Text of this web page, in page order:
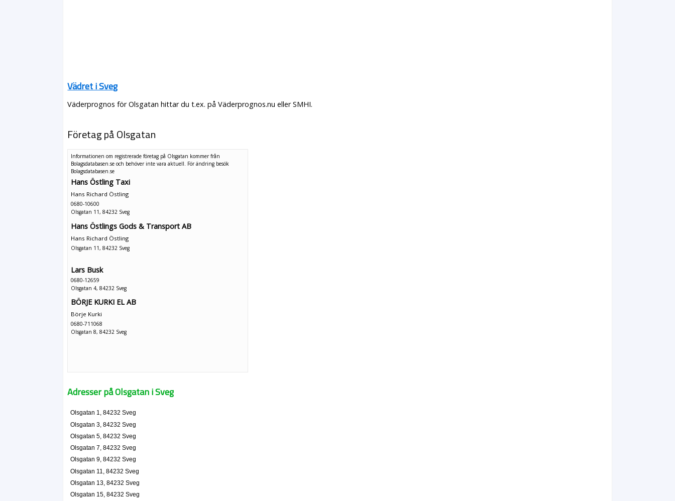
Vädret i Sveg
Väderprognos för Olsgatan hittar du t.ex. på Väderprognos.nu eller SMHI.
Företag på Olsgatan
Informationen om registrerade företag på Olsgatan kommer från
Bolagsdatabasen.se och behöver inte vara aktuell. För ändring besök
Bolagsdatabasen.se
Hans Östling Taxi
Hans Richard Östling
0680-10600
Olsgatan 11, 84232 Sveg
Hans Östlings Gods & Transport AB
Hans Richard Östling
Olsgatan 11, 84232 Sveg
Lars Busk
0680-12659
Olsgatan 4, 84232 Sveg
BÖRJE KURKI EL AB
Börje Kurki
0680-711068
Olsgatan 8, 84232 Sveg
Adresser på Olsgatan i Sveg
Olsgatan 1, 84232 Sveg
Olsgatan 3, 84232 Sveg
Olsgatan 5, 84232 Sveg
Olsgatan 7, 84232 Sveg
Olsgatan 9, 84232 Sveg
Olsgatan 11, 84232 Sveg
Olsgatan 13, 84232 Sveg
Olsgatan 15, 84232 Sveg